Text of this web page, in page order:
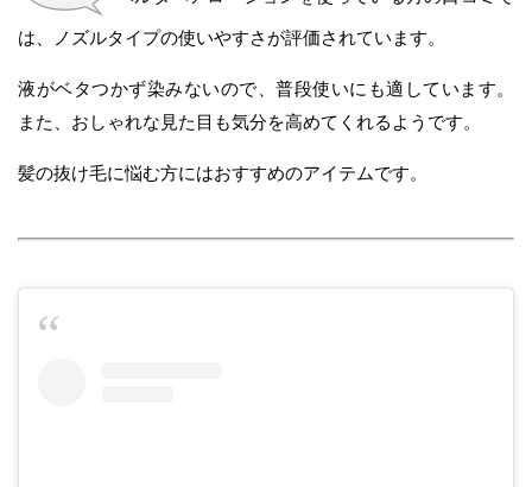
は、ノズルタイプの使いやすさが評価されています。
液がベタつかず染みないので、普段使いにも適しています。
また、おしゃれな見た目も気分を高めてくれるようです。
髪の抜け毛に悩む方にはおすすめのアイテムです。